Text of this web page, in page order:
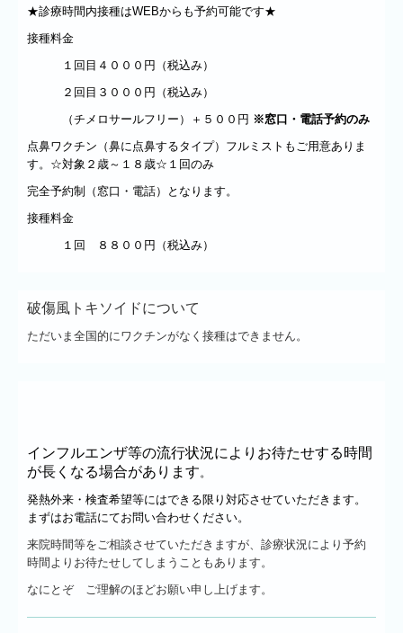
★診療時間内接種はWEBからも予約可能です★
接種料金
１回目４０００円（税込み）
２回目３０００円（税込み）
（チメロサールフリー）＋５００円 ※窓口・電話予約のみ
点鼻ワクチン（鼻に点鼻するタイプ）フルミストもご用意ありま
す。☆対象２歳～１８歳☆１回のみ
完全予約制（窓口・電話）となります。
接種料金
１回 ８８００円（税込み）
破傷風トキソイドについて
ただいま全国的にワクチンがなく接種はできません。
インフルエンザ等の流行状況によりお待たせする時間
が長くなる場合があります。
発熱外来・検査希望等にはできる限り対応させていただきます。
まずはお電話にてお問い合わせください。
来院時間等をご相談させていただきますが、診療状況により予約
時間よりお待たせしてしまうこともあります。
なにとぞ ご理解のほどお願い申し上げます。